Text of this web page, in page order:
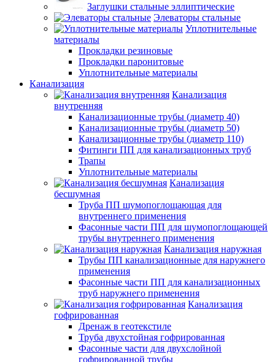
Заглушки стальные эллиптические
Элеваторы стальные
Уплотнительные
материалы
Прокладки резиновые
Прокладки паронитовые
Уплотнительные материалы
Канализация
Канализация
внутренняя
Канализационные трубы (диаметр 40)
Канализационные трубы (диаметр 50)
Канализационные трубы (диаметр 110)
Фитинги ПП для канализационных труб
Трапы
Уплотнительные материалы
Канализация
бесшумная
Труба ПП шумопоглощающая для
внутреннего применения
Фасонные части ПП для шумопоглощающей
трубы внутреннего применения
Канализация наружная
Трубы ПП канализационные для наружнего
применения
Фасонные части ПП для канализационных
труб наружнего применения
Канализация
гофрированная
Дренаж в геотекстиле
Труба двухстойная гофрированная
Фасонные части для двухслойной
гофрированной трубы